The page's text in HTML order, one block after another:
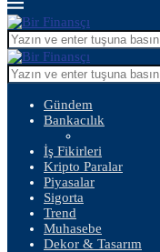
Gündem
Bankacılık
İş Fikirleri
Kripto Paralar
Piyasalar
Sigorta
Trend
Muhasebe
Dekor & Tasarım